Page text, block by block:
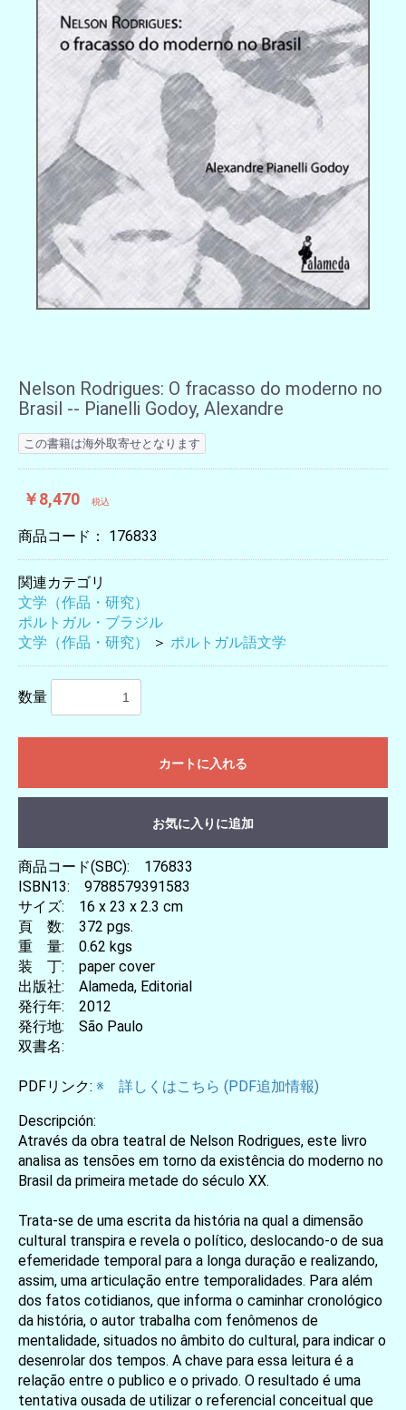
Nelson Rodrigues: O fracasso do moderno no
Brasil -- Pianelli Godoy, Alexandre
この書籍は海外取寄せとなります
￥8,470 税込
商品コード： 176833
関連カテゴリ
文学（作品・研究）
ポルトガル・ブラジル
文学（作品・研究）
＞ ポルトガル語文学
数量
カートに入れる
お気に入りに追加
商品コード(SBC): 176833
ISBN13: 9788579391583
サイズ: 16 x 23 x 2.3 cm
頁 数: 372 pgs.
重 量: 0.62 kgs
装 丁: paper cover
出版社: Alameda, Editorial
発行年: 2012
発行地: São Paulo
双書名:
PDFリンク: ※ 詳しくはこちら (PDF追加情報)
Descripción:
Através da obra teatral de Nelson Rodrigues, este livro
analisa as tensões em torno da existência do moderno no
Brasil da primeira metade do século XX.
Trata-se de uma escrita da história na qual a dimensão
cultural transpira e revela o político, deslocando-o de sua
efemeridade temporal para a longa duração e realizando,
assim, uma articulação entre temporalidades. Para além
dos fatos cotidianos, que informa o caminhar cronológico
da história, o autor trabalha com fenômenos de
mentalidade, situados no âmbito do cultural, para indicar o
desenrolar dos tempos. A chave para essa leitura é a
relação entre o publico e o privado. O resultado é uma
tentativa ousada de utilizar o referencial conceitual que